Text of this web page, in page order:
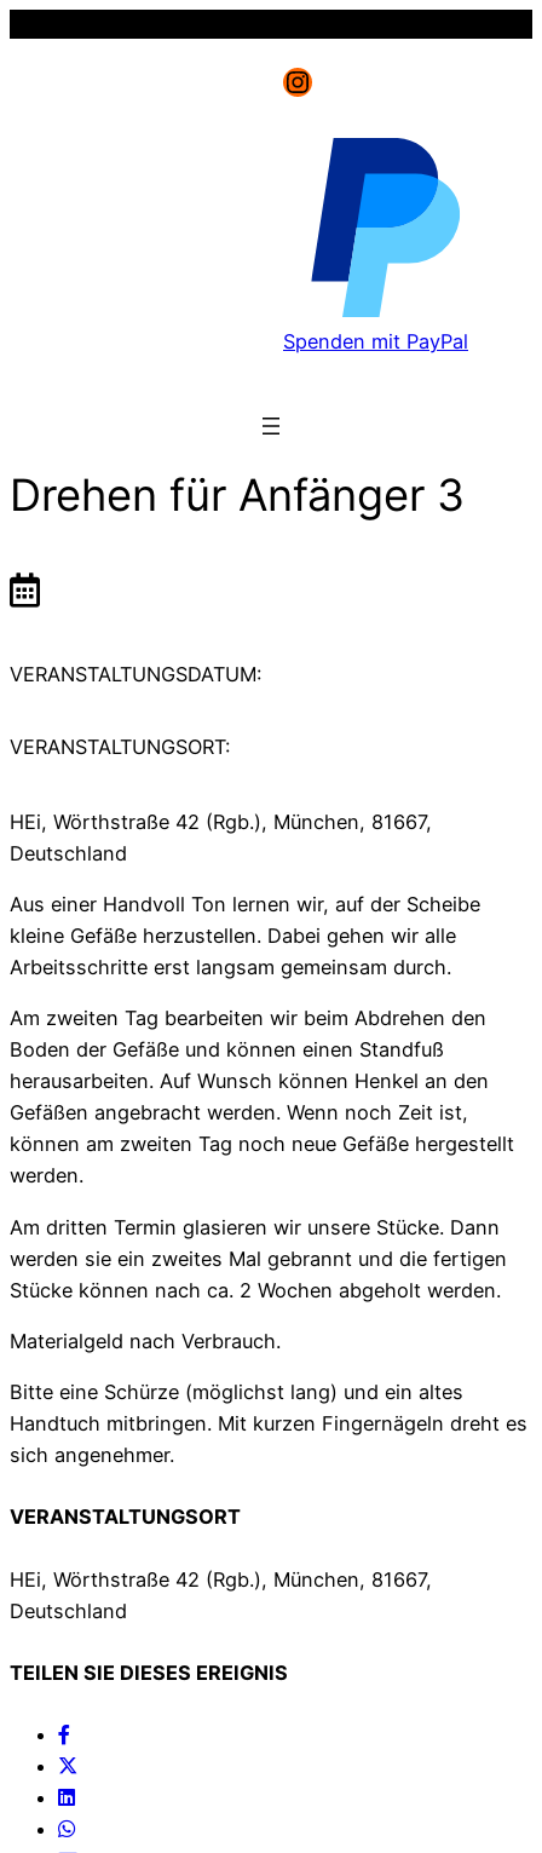
Instagram
Spenden mit PayPal
Drehen für Anfänger 3
VERANSTALTUNGSDATUM:
VERANSTALTUNGSORT:
HEi, Wörthstraße 42 (Rgb.), München, 81667,
Deutschland
Aus einer Handvoll Ton lernen wir, auf der Scheibe
kleine Gefäße herzustellen. Dabei gehen wir alle
Arbeitsschritte erst langsam gemeinsam durch.
Am zweiten Tag bearbeiten wir beim Abdrehen den
Boden der Gefäße und können einen Standfuß
herausarbeiten. Auf Wunsch können Henkel an den
Gefäßen angebracht werden. Wenn noch Zeit ist,
können am zweiten Tag noch neue Gefäße hergestellt
werden.
Am dritten Termin glasieren wir unsere Stücke. Dann
werden sie ein zweites Mal gebrannt und die fertigen
Stücke können nach ca. 2 Wochen abgeholt werden.
Materialgeld nach Verbrauch.
Bitte eine Schürze (möglichst lang) und ein altes
Handtuch mitbringen. Mit kurzen Fingernägeln dreht es
sich angenehmer.
VERANSTALTUNGSORT
HEi, Wörthstraße 42 (Rgb.), München, 81667,
Deutschland
TEILEN SIE DIESES EREIGNIS